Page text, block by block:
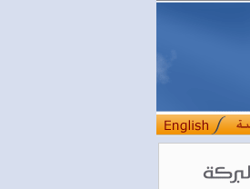
عبد الله النّفاخ يقدّم "تأملات في